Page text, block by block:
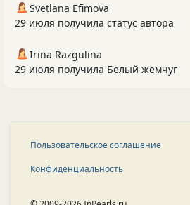
Svetlana Efimova
29 июля получила статус автора
Irina Razgulina
29 июля получила Белый жемчуг
Пользовательское соглашение
Конфиденциальность